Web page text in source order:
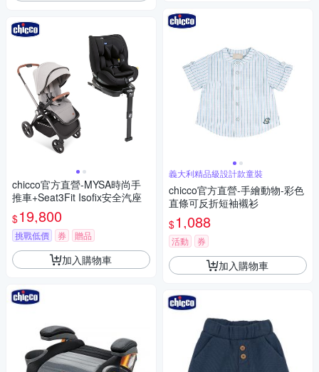
chicco官方直營-MYSA時尚手
推車+Seat3Fit Isofix安全汽座
$19,800
挑戰低價 券 贈品
加入購物車
義大利精品級設計款童裝
chicco官方直營-手繪動物-彩色
直條可反折短袖襯衫
$1,088
活動 券
加入購物車